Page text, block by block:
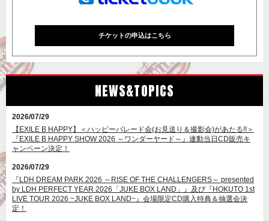
チケットの申込はこちら
NEWS&TOPICS
2026/07/29
【EXILE B HAPPY】＜ハッピーパレード会(お見送り＆撮影会)があたる!!＞
『EXILE B HAPPY SHOW 2026 ～ワンダーヤード～』連動当日CD販売キ
ャンペーン決定！
2026/07/29
『LDH DREAM PARK 2026 ～RISE OF THE CHALLENGERS～ presented
by LDH PERFECT YEAR 2026「JUKE BOX LAND」』及び『HOKUTO 1st
LIVE TOUR 2026 ~JUKE BOX LAND~』会場限定CD購入特典＆抽選会決
定！